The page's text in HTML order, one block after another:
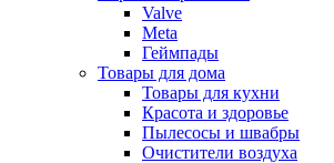
Valve
Meta
Геймпады
Товары для дома
Товары для кухни
Красота и здоровье
Пылесосы и швабры
Очистители воздуха